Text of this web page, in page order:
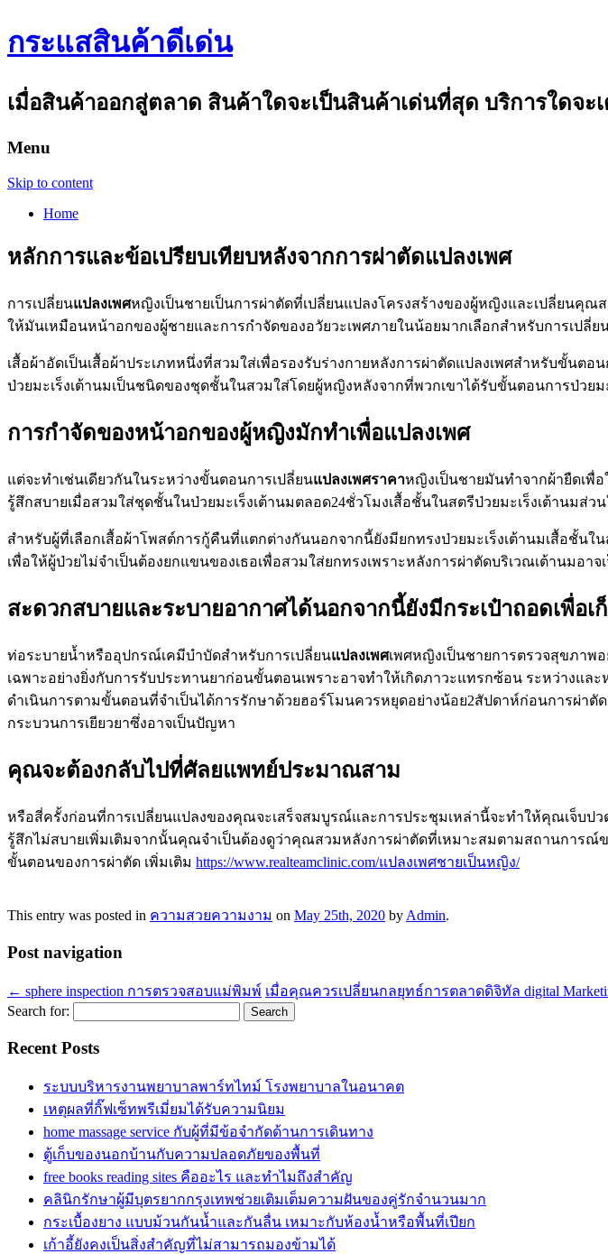
กระแสสินค้าดีเด่น
เมื่อสินค้าออกสู่ตลาด สินค้าใดจะเป็นสินค้าเด่นที่สุด บริการใดจ
Menu
Skip to content
Home
หลักการและข้อเปรียบเทียบหลังจากการผ่าตัดแปลงเพศ
การเปลี่ยนแปลงเพศหญิงเป็นชายเป็นการผ่าตัดที่เปลี่ยนแปลงโครงสร้างของผู้หญิงและเปลี่ยนคุ
ให้มันเหมือนหน้าอกของผู้ชายและการกำจัดของอวัยวะเพศภายในน้อยมากเลือกสำหรับการเปลี่
เสื้อผ้าอัดเป็นเสื้อผ้าประเภทหนึ่งที่สวมใส่เพื่อรองรับร่างกายหลังการผ่าตัดแปลงเพศสำหรับขั้นต
ป่วยมะเร็งเต้านมเป็นชนิดของชุดชั้นในสวมใส่โดยผู้หญิงหลังจากที่พวกเขาได้รับขั้นตอนการป่วยม
การกำจัดของหน้าอกของผู้หญิงมักทำเพื่อแปลงเพศ
แต่จะทำเช่นเดียวกันในระหว่างขั้นตอนการเปลี่ยนแปลงเพศราคาหญิงเป็นชายมันทำจากผ้ายืดเพื่
รู้สึกสบายเมื่อสวมใส่ชุดชั้นในป่วยมะเร็งเต้านมตลอด24ชั่วโมงเสื้อชั้นในสตรีป่วยมะเร็งเต้านม
สำหรับผู้ที่เลือกเสื้อผ้าโพสต์การกู้คืนที่แตกต่างกันนอกจากนี้ยังมียกทรงป่วยมะเร็งเต้านมเสื้อชั้น
เพื่อให้ผู้ป่วยไม่จำเป็นต้องยกแขนของเธอเพื่อสวมใส่ยกทรงเพราะหลังการผ่าตัดบริเวณเต้านมอ
สะดวกสบายและระบายอากาศได้นอกจากนี้ยังมีกระเป๋าถอดเพื่อเ
ท่อระบายน้ำหรืออุปกรณ์เคมีบำบัดสำหรับการเปลี่ยนแปลงเพศเพศหญิงเป็นชายการตรวจสุขภาพ
เฉพาะอย่างยิ่งกับการรับประทานยาก่อนขั้นตอนเพราะอาจทำให้เกิดภาวะแทรกซ้อน ระหว่างแ
ดำเนินการตามขั้นตอนที่จำเป็นได้การรักษาด้วยฮอร์โมนควรหยุดอย่างน้อย2สัปดาห์ก่อนการผ่า
กระบวนการเยียวยาซึ่งอาจเป็นปัญหา
คุณจะต้องกลับไปที่ศัลยแพทย์ประมาณสาม
หรือสี่ครั้งก่อนที่การเปลี่ยนแปลงของคุณจะเสร็จสมบูรณ์และการประชุมเหล่านี้จะทำให้คุณเจ็บ
รู้สึกไม่สบายเพิ่มเติมจากนั้นคุณจำเป็นต้องดูว่าคุณสวมหลังการผ่าตัดที่เหมาะสมตามสถานกา
ขั้นตอนของการผ่าตัด เพิ่มเติม https://www.realteamclinic.com/แปลงเพศชายเป็นหญิง/
This entry was posted in ความสวยความงาม on May 25th, 2020 by Admin.
Post navigation
← sphere inspection การตรวจสอบแม่พิมพ์ เมื่อคุณควรเปลี่ยนกลยุทธ์การตลาดดิจิทัล digital
Search for:
Recent Posts
ระบบบริหารงานพยาบาลพาร์ทไทม์ โรงพยาบาลในอนาคต
เหตุผลที่กิ๊ฟเซ็ทพรีเมี่ยมได้รับความนิยม
home massage service กับผู้ที่มีข้อจำกัดด้านการเดินทาง
ตู้เก็บของนอกบ้านกับความปลอดภัยของพื้นที่
free books reading sites คืออะไร และทำไมถึงสำคัญ
คลินิกรักษาผู้มีบุตรยากกรุงเทพช่วยเติมเต็มความฝันของคู่รักจำนวนมาก
กระเบื้องยาง แบบม้วนกันน้ำและกันลื่น เหมาะกับห้องน้ำหรือพื้นที่เปียก
เก้าอี้ยังคงเป็นสิ่งสำคัญที่ไม่สามารถมองข้ามได้